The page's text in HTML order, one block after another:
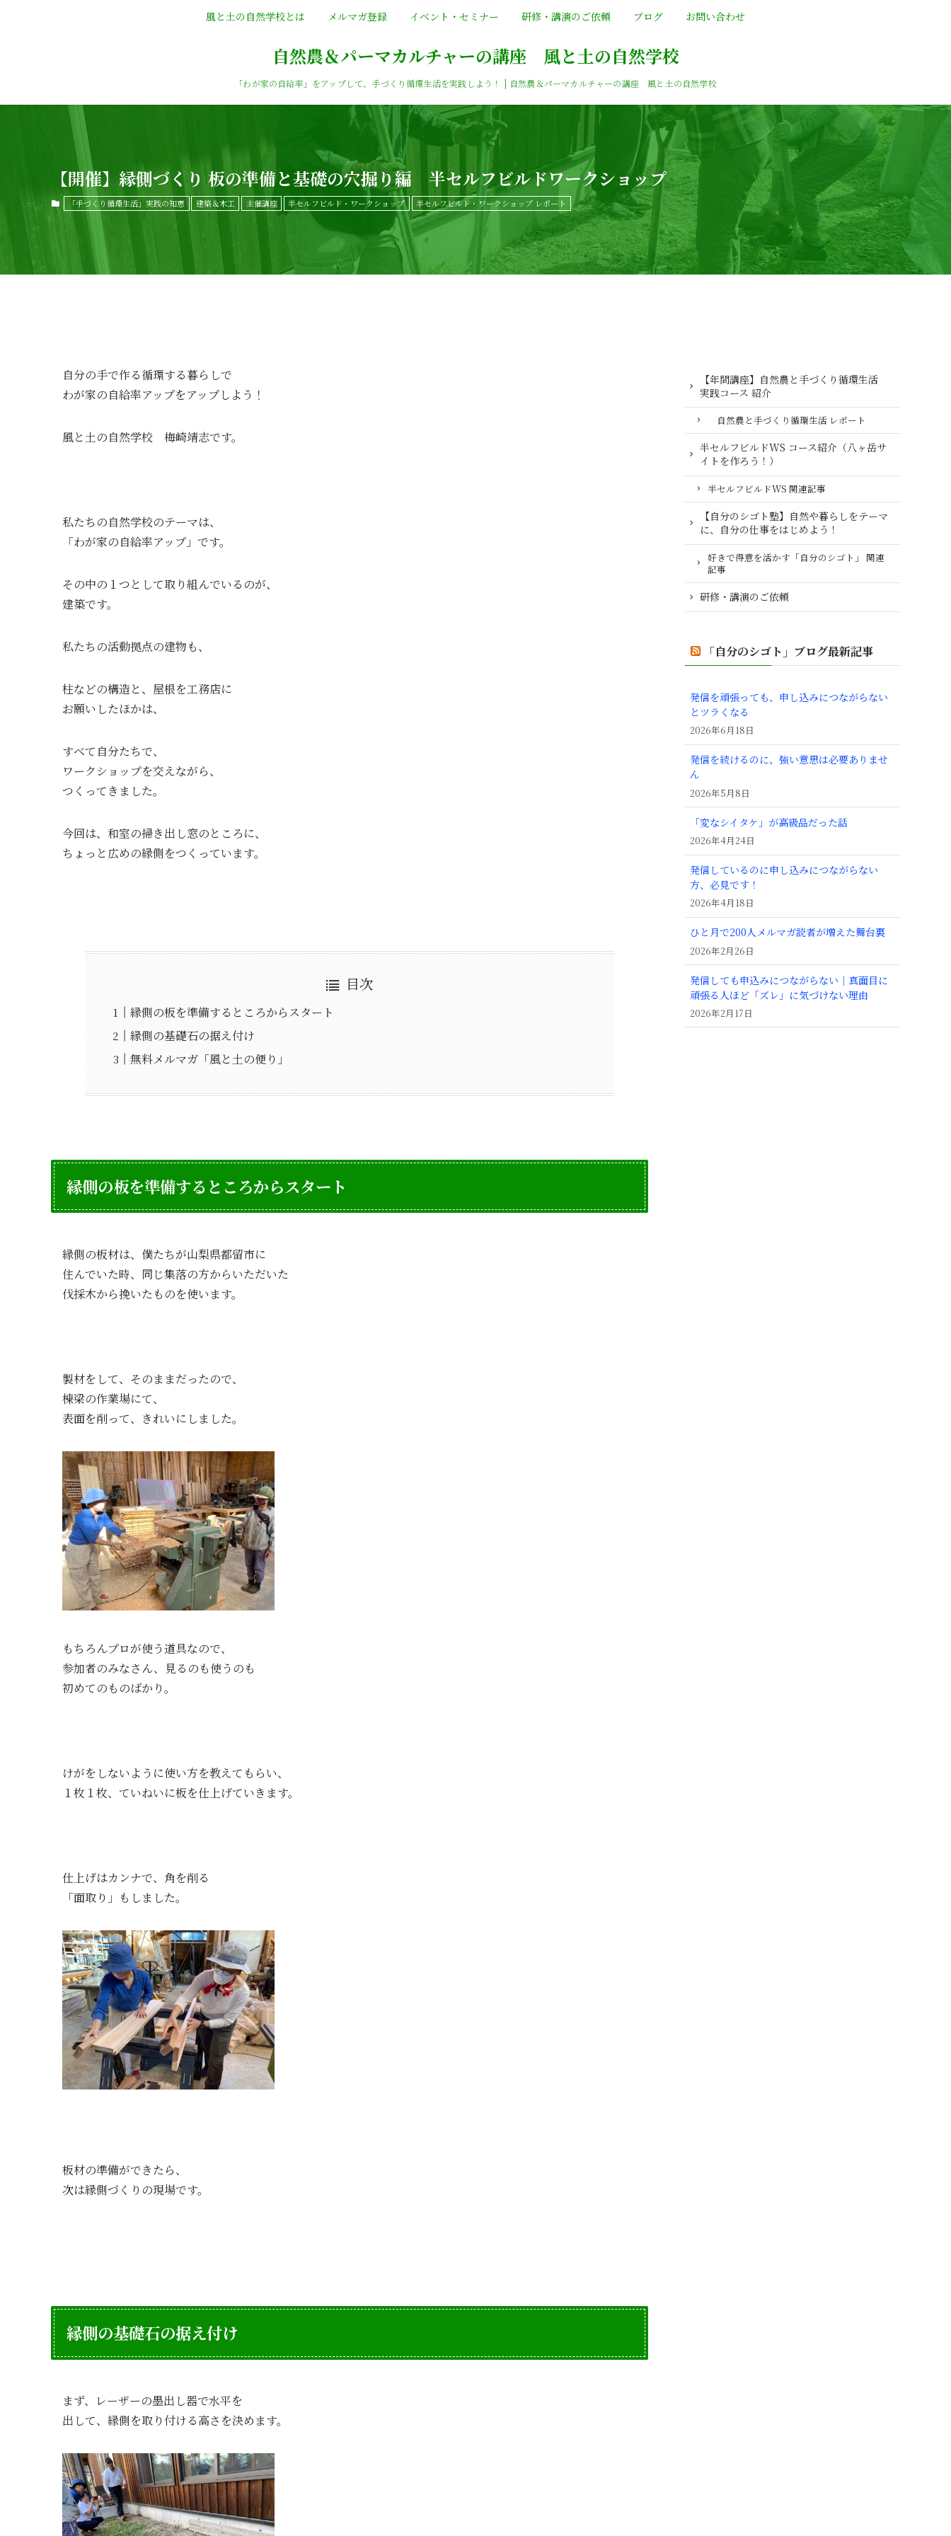
自然農＆パーマカルチャーの講座 風と土の自然学校
「わが家の自給率」をアップして、手づくり循環生活を実践しよう！ | 自然農＆パーマカルチャーの講座 風と土の自然学校
風と土の自然学校とは メルマガ登録 イベント・セミナー 研修・講演のご依頼 ブログ お問い合わせ
【開催】縁側づくり 板の準備と基礎の穴掘り編 半セルフビルドワークショップ
「手づくり循環生活」実践の知恵 建築＆木工 主催講座 半セルフビルド・ワークショップ 半セルフビルド・ワークショップ レポート
自分の手で作る循環する暮らしで
わが家の自給率アップをアップしよう！
風と土の自然学校 梅崎靖志です。
私たちの自然学校のテーマは、
「わが家の自給率アップ」です。
その中の１つとして取り組んでいるのが、
建築です。
私たちの活動拠点の建物も、
柱などの構造と、屋根を工務店に
お願いしたほかは、
すべて自分たちで、
ワークショップを交えながら、
つくってきました。
今回は、和室の掃き出し窓のところに、
ちょっと広めの縁側をつくっています。
目次
縁側の板を準備するところからスタート
縁側の基礎石の据え付け
無料メルマガ「風と土の便り」
縁側の板を準備するところからスタート
縁側の板材は、僕たちが山梨県都留市に
住んでいた時、同じ集落の方からいただいた
伐採木から挽いたものを使います。
製材をして、そのままだったので、
棟梁の作業場にて、
表面を削って、きれいにしました。
もちろんプロが使う道具なので、
参加者のみなさん、見るのも使うのも
初めてのものばかり。
けがをしないように使い方を教えてもらい、
１枚１枚、ていねいに板を仕上げていきます。
仕上げはカンナで、角を削る
「面取り」もしました。
板材の準備ができたら、
次は縁側づくりの現場です。
縁側の基礎石の据え付け
まず、レーザーの墨出し器で水平を
出して、縁側を取り付ける高さを決めます。
【年間講座】自然農と手づくり循環生活
実践コース 紹介
自然農と手づくり循環生活 レポート
半セルフビルドWS コース紹介（八ヶ岳サ
イトを作ろう！）
半セルフビルドWS 関連記事
【自分のシゴト塾】自然や暮らしをテーマ
に、自分の仕事をはじめよう！
好きで得意を活かす「自分のシゴト」 関連
記事
研修・講演のご依頼
「自分のシゴト」ブログ最新記事
発信を頑張っても、申し込みにつながらない
とツラくなる
2026年6月18日
発信を続けるのに、強い意思は必要ありませ
ん
2026年5月8日
「変なシイタケ」が高級品だった話
2026年4月24日
発信しているのに申し込みにつながらない
方、必見です！
2026年4月18日
ひと月で200人メルマガ読者が増えた舞台裏
2026年2月26日
発信しても申込みにつながらない｜真面目に
頑張る人ほど「ズレ」に気づけない理由
2026年2月17日